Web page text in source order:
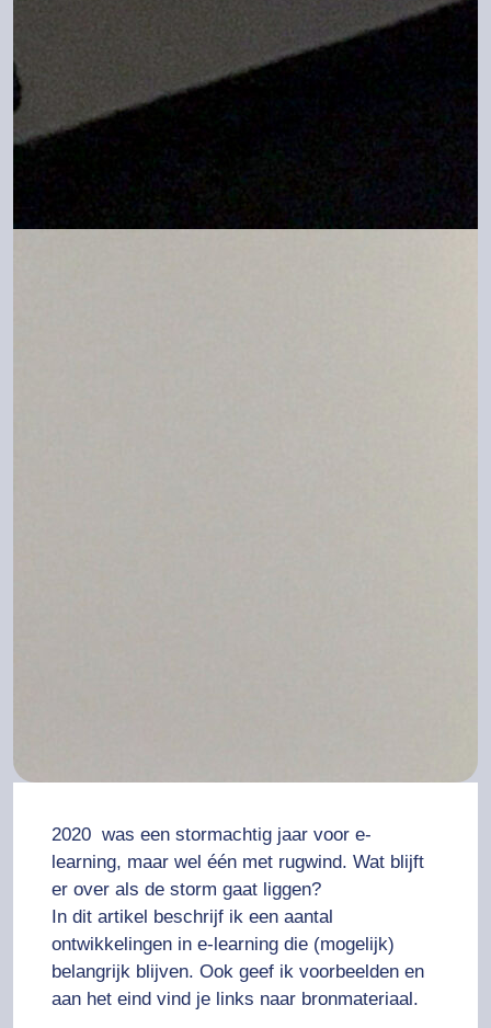
2020 was een stormachtig jaar voor e-
learning, maar wel één met rugwind. Wat blijft
er over als de storm gaat liggen?
In dit artikel beschrijf ik een aantal
ontwikkelingen in e-learning die (mogelijk)
belangrijk blijven. Ook geef ik voorbeelden en
aan het eind vind je links naar bronmateriaal.